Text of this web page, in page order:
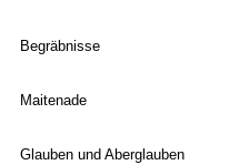
Begräbnisse
Maitenade
Glauben und Aberglauben